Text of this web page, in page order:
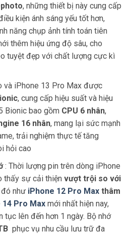
, những thiết bị này cung cấp
kiện ánh sáng yếu tốt hơn,
năng chụp ảnh tính toán tiên
thêm hiệu ứng độ sâu, cho
tuyệt đẹp với chất lượng cực kì
và iPhone 13 Pro Max được
, cung cấp hiệu suất và hiệu
Bionic bao gồm CPU 6 nhân,
16 nhân, mang lại sức mạnh
trải nghiệm thực tế tăng
hỏi cao
: Thời lượng pin trên dòng iPhone
thấy sự cải thiện vượt trội so với
đó như iPhone 12 Pro Max thâm
14 Pro Max mới nhất hiện nay,
lên đến hơn 1 ngày. Bộ nhớ
phục vụ nhu cầu lưu trữ đa